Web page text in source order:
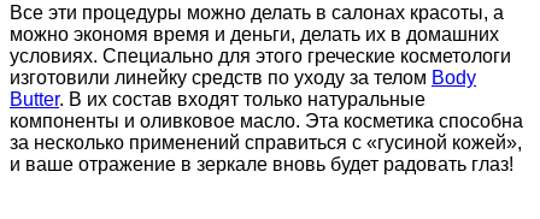
Все эти процедуры можно делать в салонах красоты, а
можно экономя время и деньги, делать их в домашних
условиях. Специально для этого греческие косметологи
изготовили линейку средств по уходу за телом Body
Butter. В их состав входят только натуральные
компоненты и оливковое масло. Эта косметика способна
за несколько применений справиться с «гусиной кожей»,
и ваше отражение в зеркале вновь будет радовать глаз!